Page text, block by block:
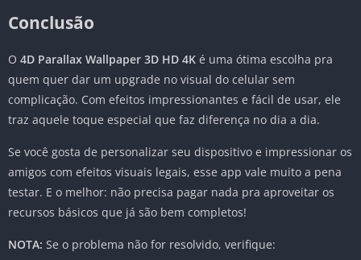
Conclusão
O 4D Parallax Wallpaper 3D HD 4K é uma ótima escolha pra
quem quer dar um upgrade no visual do celular sem
complicação. Com efeitos impressionantes e fácil de usar, ele
traz aquele toque especial que faz diferença no dia a dia.
Se você gosta de personalizar seu dispositivo e impressionar os
amigos com efeitos visuais legais, esse app vale muito a pena
testar. E o melhor: não precisa pagar nada pra aproveitar os
recursos básicos que já são bem completos!
NOTA: Se o problema não for resolvido, verifique: